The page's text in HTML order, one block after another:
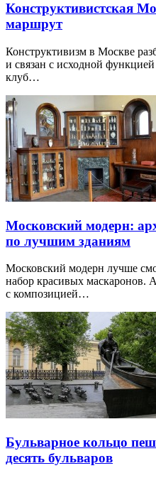
Конструктивистская
маршрут
Конструктивизм в Москве
и связан с исходной
клуб…
Московский модерн:
по лучшим зданиям
Московский модерн лучше
набор красивых маскаронов.
с композицией…
Бульварное кольцо
десять бульваров